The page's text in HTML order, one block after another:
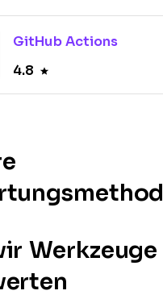
GitHub Actions
4.8